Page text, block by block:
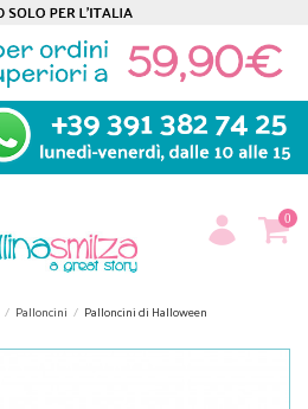
0
Palloncini Palloncini di Halloween